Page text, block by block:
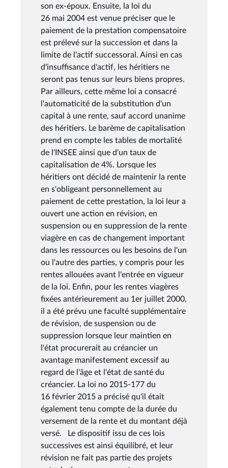
son ex-époux. Ensuite, la loi du
26 mai 2004 est venue préciser que le
paiement de la prestation compensatoire
est prélevé sur la succession et dans la
limite de l'actif successoral. Ainsi en cas
d'insuffisance d'actif, les héritiers ne
seront pas tenus sur leurs biens propres.
Par ailleurs, cette même loi a consacré
l'automaticité de la substitution d'un
capital à une rente, sauf accord unanime
des héritiers. Le barème de capitalisation
prend en compte les tables de mortalité
de l'INSEE ainsi que d'un taux de
capitalisation de 4%. Lorsque les
héritiers ont décidé de maintenir la rente
en s'obligeant personnellement au
paiement de cette prestation, la loi leur a
ouvert une action en révision, en
suspension ou en suppression de la rente
viagère en cas de changement important
dans les ressources ou les besoins de l'un
ou l'autre des parties, y compris pour les
rentes allouées avant l'entrée en vigueur
de la loi. Enfin, pour les rentes viagères
fixées antérieurement au 1er juillet 2000,
il a été prévu une faculté supplémentaire
de révision, de suspension ou de
suppression lorsque leur maintien en
l'état procurerait au créancier un
avantage manifestement excessif au
regard de l'âge et l'état de santé du
créancier. La loi no 2015-177 du
16 février 2015 a précisé qu'il était
également tenu compte de la durée du
versement de la rente et du montant déjà
versé. Le dispositif issu de ces lois
successives est ainsi équilibré, et leur
révision ne fait pas partie des projets